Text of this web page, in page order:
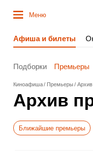
Меню
Афиша и билеты
Подборки Премьеры
Киноафиша Премьеры Архив
Архив
Ближайшие премьеры